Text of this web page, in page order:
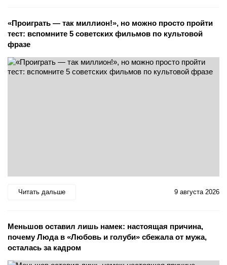
«Проиграть — так миллион!», но можно просто пройти
тест: вспомните 5 советских фильмов по культовой
фразе
Читать дальше 9 августа 2026
Меньшов оставил лишь намек: настоящая причина,
почему Люда в «Любовь и голуби» сбежала от мужа,
осталась за кадром